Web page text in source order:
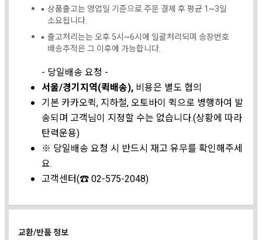
상품출고는 영업일 기준으로 주문 결제 후 평균 1~3일
소요됩니다.
출고처리는는 오후 5시~6시에 일괄처리되며 송장번호
배송추적은 그 이후에 가능합니다.
- 당일배송 요청 -
서울/경기지역(퀵배송), 비용은 별도 협의
기본 카카오퀵, 지하철, 오토바이 퀵으로 병행하여 발
송되며 고객님이 지정할 수는 없습니다.(상황에 따라
탄력운용)
※ 당일배송 요청 시 반드시 재고 유무를 확인해주세
요.
고객센터(☎ 02-575-2048)
교환/반품 정보